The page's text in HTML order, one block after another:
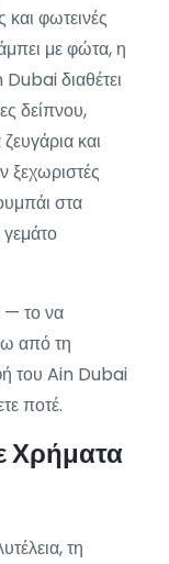
και φωτεινές
με φώτα, η
Dubai διαθέτει
δείπνου,
και
ξεχωριστές
στα
— το να
από τη
του Ain Dubai
ποτέ.
Χρήματα
τη